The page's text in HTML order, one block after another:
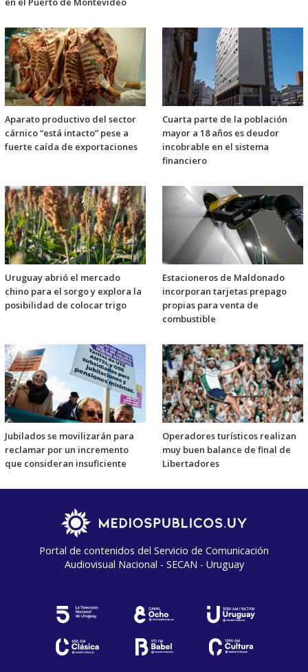
Aparato productivo del sector
cárnico “está intacto” pese a
fuerte caída de exportaciones
Cuarta parte de la población
mayor a 18 años es deudor
incobrable en el sistema
financiero
Uruguay abrió el mercado
chino para el sorgo y explora la
posibilidad de colocar trigo
Estacioneros de Maldonado
incorporan tarjetas prepago
propias para venta de
combustible
Jubilados se movilizarán para
reclamar por un incremento
que consideran insuficiente
Operadores turísticos realizan
muy buen balance de final de
Libertadores
Portal de contenidos del Servicio de Comunicación
Audiovisual Nacional - SECAN - Uruguay